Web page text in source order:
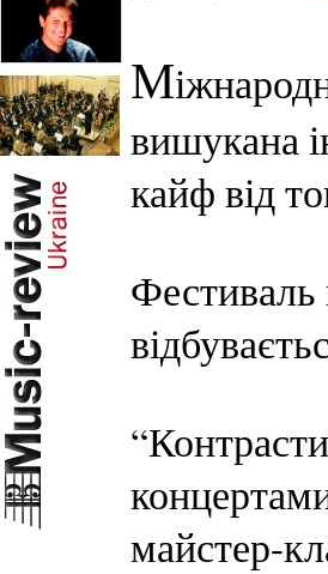
М
вишукана
кайф від
Фестиваль
майстер-